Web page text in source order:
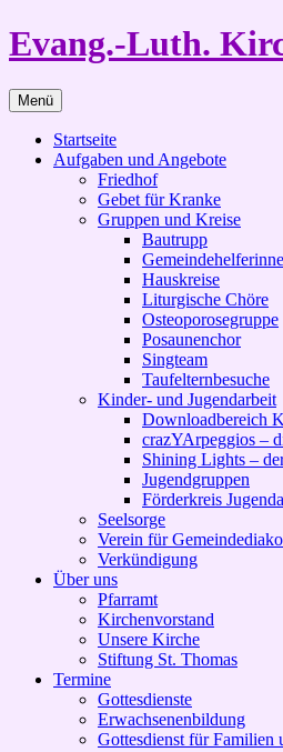
Zum
Inhalt
Evang.-Luth.
Menü
Startseite
Aufgaben und Angebote
Friedhof
Gebet für Kranke
Gruppen und Kreise
Bautrupp
Hauskreise
Liturgische Chöre
Osteoporosegruppe
Posaunenchor
Singteam
Taufelternbesuche
Kinder- und Jugendarbeit
Downloadbereich
crazYArpeggios –
Shining Lights –
Jugendgruppen
Förderkreis
Seelsorge
Verein für
Verkündigung
Über uns
Pfarramt
Kirchenvorstand
Unsere Kirche
Stiftung St. Thomas
Termine
Gottesdienste
Erwachsenenbildung
Gottesdienst für Familien